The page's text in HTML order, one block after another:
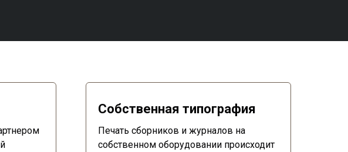
Собственная типография
Печать сборников и журналов на
собственном оборудовании происходит